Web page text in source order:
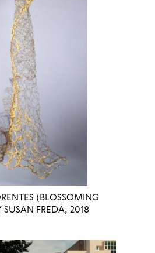
(BLOSSOMING
SUSAN FREDA, 2018